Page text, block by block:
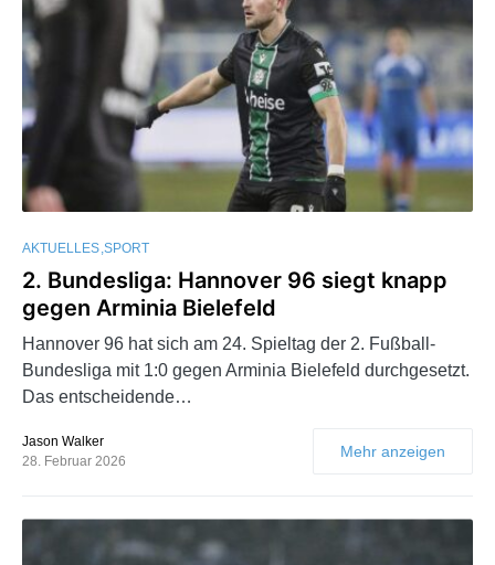
AKTUELLES SPORT
2. Bundesliga: Hannover 96 siegt knapp
gegen Arminia Bielefeld
Hannover 96 hat sich am 24. Spieltag der 2. Fußball-
Bundesliga mit 1:0 gegen Arminia Bielefeld durchgesetzt.
Das entscheidende…
Jason Walker
28. Februar 2026
Mehr anzeigen